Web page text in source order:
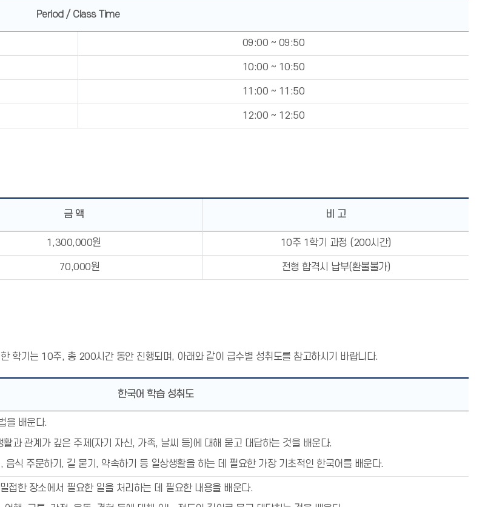
Period / Class Time
09:00 ~ 09:50
10:00 ~ 10:50
11:00 ~ 11:50
12:00 ~ 12:50
금 액 비 고
1,300,000원 10주 1학기 과정 (200시간)
70,000원 전형 합격시 납부(환불불가)
학기는 10주, 총 200시간 동안 진행되며, 아래와 같이 급수별 성취도를 참고하시기 바랍니다.
한국어 학습 성취도
을 배운다.
과 관계가 깊은 주제(자기 자신, 가족, 날씨 등)에 대해 묻고 대답하는 것을 배운다.
음식 주문하기, 길 묻기, 약속하기 등 일상생활을 하는 데 필요한 가장 기초적인 한국어를 배운다.
접한 장소에서 필요한 일을 처리하는 데 필요한 내용을 배운다.